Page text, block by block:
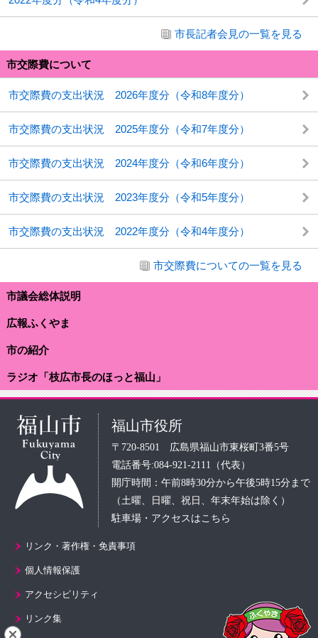
市長記者会見の一覧を見る
市交際費について
市交際費の支出状況 2026年度分（令和8年度分）
市交際費の支出状況 2025年度分（令和7年度分）
市交際費の支出状況 2024年度分（令和6年度分）
市交際費の支出状況 2023年度分（令和5年度分）
市交際費の支出状況 2022年度分（令和4年度分）
市交際費についての一覧を見る
市議会総体説明
広報ふくやま
市の紹介
ラジオ「枝広市長のほっと福山」
福山市役所
〒720-8501 広島県福山市東桜町3番5号
電話番号:084-921-2111（代表）
開庁時間：午前8時30分から午後5時15分まで
（土曜、日曜、祝日、年末年始は除く）
駐車場・アクセスはこちら
リンク・著作権・免責事項
個人情報保護
アクセシビリティ
リンク集